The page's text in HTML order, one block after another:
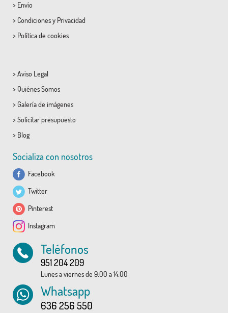
> Envío
> Condicionesy Privacidad
> Política de cookies
> Aviso Legal
> Quiénes Somos
> Galería de imágenes
> Solicitar presupuesto
> Blog
Socializa con nosotros
Facebook
Twitter
Pinterest
Instagram
Teléfonos
951 204 209
Lunes a viernes de 9:00 a 14:00
Whatsapp
636 256 550